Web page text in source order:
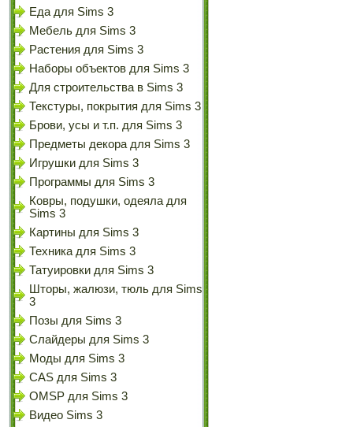
Еда для Sims 3
Мебель для Sims 3
Растения для Sims 3
Наборы объектов для Sims 3
Для строительства в Sims 3
Текстуры, покрытия для Sims 3
Брови, усы и т.п. для Sims 3
Предметы декора для Sims 3
Игрушки для Sims 3
Программы для Sims 3
Ковры, подушки, одеяла для
Sims 3
Картины для Sims 3
Техника для Sims 3
Татуировки для Sims 3
Шторы, жалюзи, тюль для Sims
3
Позы для Sims 3
Слайдеры для Sims 3
Моды для Sims 3
CAS для Sims 3
OMSP для Sims 3
Видео Sims 3